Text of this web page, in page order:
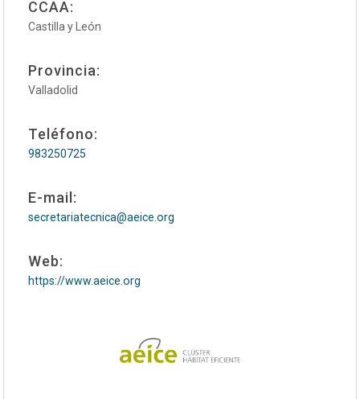
CCAA:
Castilla y León
Provincia:
Valladolid
Teléfono:
983250725
E-mail:
secretariatecnica@aeice.org
Web:
https://www.aeice.org